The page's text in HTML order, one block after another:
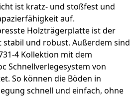
ist kratz- und stoßfest und
auf.
Holzträgerplatte ist der
stabil und robust. Außerdem sind
4 Kollektion mit dem
Schnellverlegesystem von
So können die Böden in
schnell und einfach, ohne